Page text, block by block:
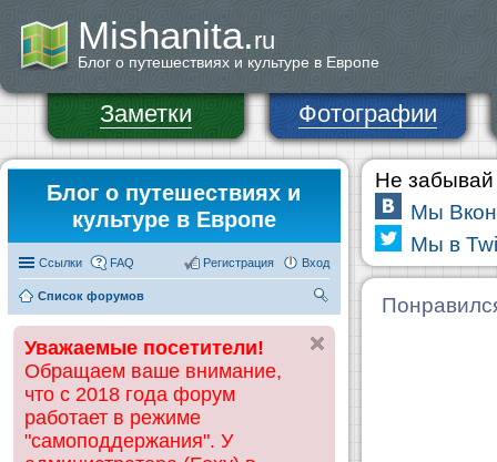
Mishanita.ru
Блог о путешествиях и культуре в Европе
Заметки Фотографии
Блог о путешествиях и
культуре в Европе
Ссылки FAQ Вход
Регистрация
Список форумов
ск
Уважаемые посетители!
Обращаем ваше внимание,
что с 2018 года форум
работает в режиме
"самоподдержания". У
Не забывай
Мы
Мы в